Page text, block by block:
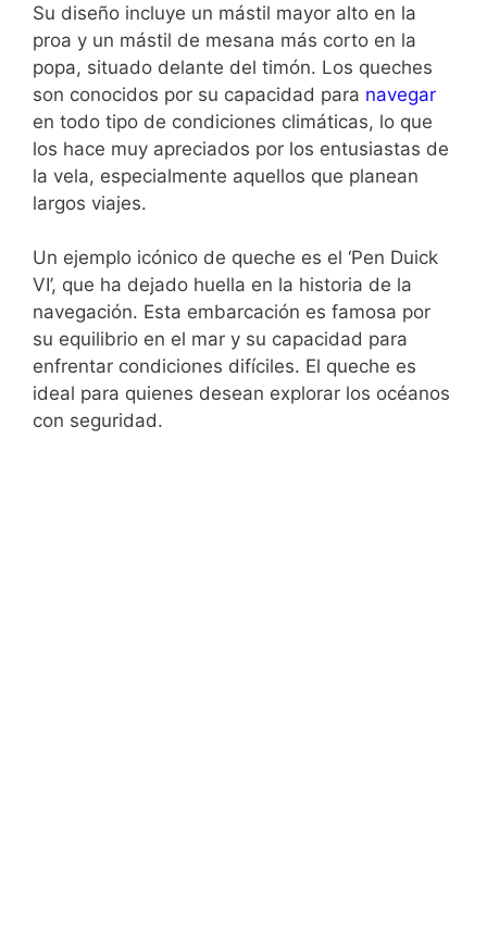
Su diseño incluye un mástil mayor alto en la
proa y un mástil de mesana más corto en la
popa, situado delante del timón. Los queches
son conocidos por su capacidad para navegar
en todo tipo de condiciones climáticas, lo que
los hace muy apreciados por los entusiastas de
la vela, especialmente aquellos que planean
largos viajes.
Un ejemplo icónico de queche es el ‘Pen Duick
VI’, que ha dejado huella en la historia de la
navegación. Esta embarcación es famosa por
su equilibrio en el mar y su capacidad para
enfrentar condiciones difíciles. El queche es
ideal para quienes desean explorar los océanos
con seguridad.